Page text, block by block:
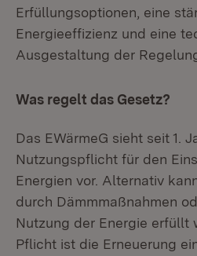
Erfüllungsoptionen, eine
Energieeffizienz und eine
Ausgestaltung der
Was regelt das Gesetz?
Das EWärmeG sieht seit 1.
Nutzungspflicht für den
Energien vor. Alternativ
durch Dämmmaßnahmen
Nutzung der Energie erfüllt
Pflicht ist die Erneuerung